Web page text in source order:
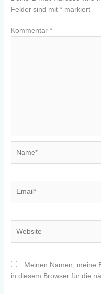
Felder sind mit* markiert
Kommentar*
Meinen Namen, meine
in diesem Browser für die